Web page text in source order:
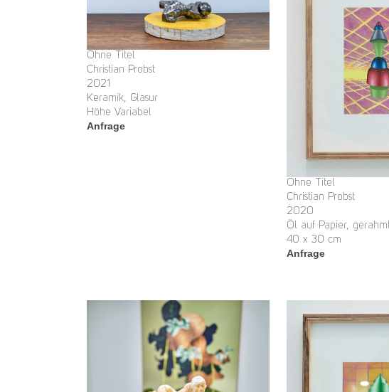
Ohne Titel
Christian Probst
2021
Keramik, Glasur
Höhe Variabel
Anfrage
Ohne Titel
Christian Probst
2020
Öl auf Papier,
40 x 30 cm
Anfrage